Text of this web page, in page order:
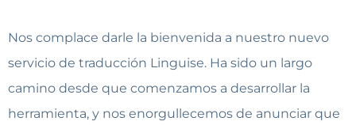
Nos complace darle la bienvenida a nuestro nuevo
servicio de traducción Linguise. Ha sido un largo
camino desde que comenzamos a desarrollar la
herramienta, y nos enorgullecemos de anunciar que